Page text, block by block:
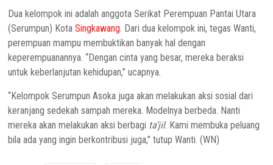
Dua kelompok ini adalah anggota Serikat Perempuan Pantai Utara
(Serumpun) KotaSingkawang. Dari dua kelompok ini, tegas Wanti,
perempuan mampu membuktikan banyak hal dengan
keperempuanannya. “Dengan cinta yang besar, mereka beraksi
untuk keberlanjutan kehidupan,” ucapnya.
“Kelompok Serumpun Asoka juga akan melakukan aksi sosial dari
keranjang sedekah sampah mereka. Modelnya berbeda. Nanti
mereka akan melakukan aksi berbagi ta’jil. Kami membuka peluang
bila ada yang ingin berkontribusi juga,” tutup Wanti. (WN)